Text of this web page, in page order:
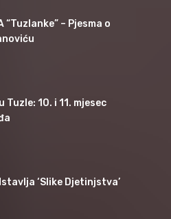
“Tuzlanke” – Pjesma o
Tuzle: 10. i 11. mjesec
‘Slike Djetinjstva’